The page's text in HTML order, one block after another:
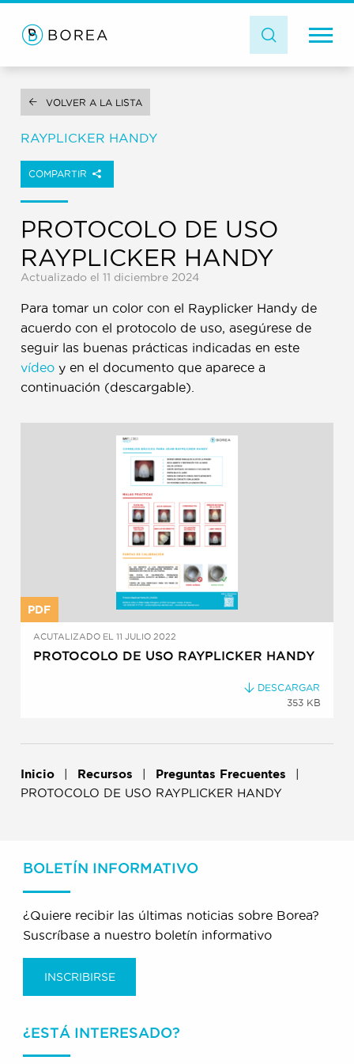
Inicio Recursos
Preguntas Frecuentes
PROTOCOLO DE USO RAYPLICKER HANDY
VOLVER A LA LISTA
RAYPLICKER HANDY
COMPARTIR
PROTOCOLO DE USO
RAYPLICKER HANDY
Actualizado el 11 diciembre 2024
Para tomar un color con el Rayplicker Handy de
acuerdo con el protocolo de uso, asegúrese de
seguir las buenas prácticas indicadas en este
vídeoy en el documento que aparece a
continuación (descargable).
PDF
ACUTALIZADO EL 11 JULIO 2022
PROTOCOLO DE USO RAYPLICKER HANDY
DESCARGAR
353 KB
BOLETÍN INFORMATIVO
¿Quiere recibir las últimas noticias sobre Borea?
Suscríbase a nuestro boletín informativo
INSCRIBIRSE
¿ESTÁ INTERESADO?